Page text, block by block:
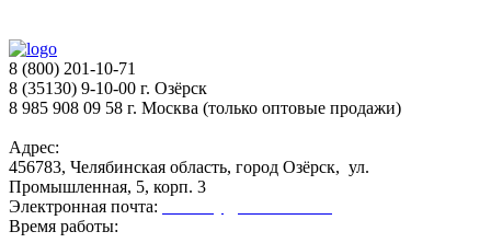
8 (800) 201-10-71
8 (35130) 9-10-00 г. Озёрск
8 985 908 09 58 г. Москва (только оптовые продажи)
Адрес:
456783, Челябинская область, город Озёрск, ул.
Промышленная, 5, корп. 3
Электронная почта:
Время работы: